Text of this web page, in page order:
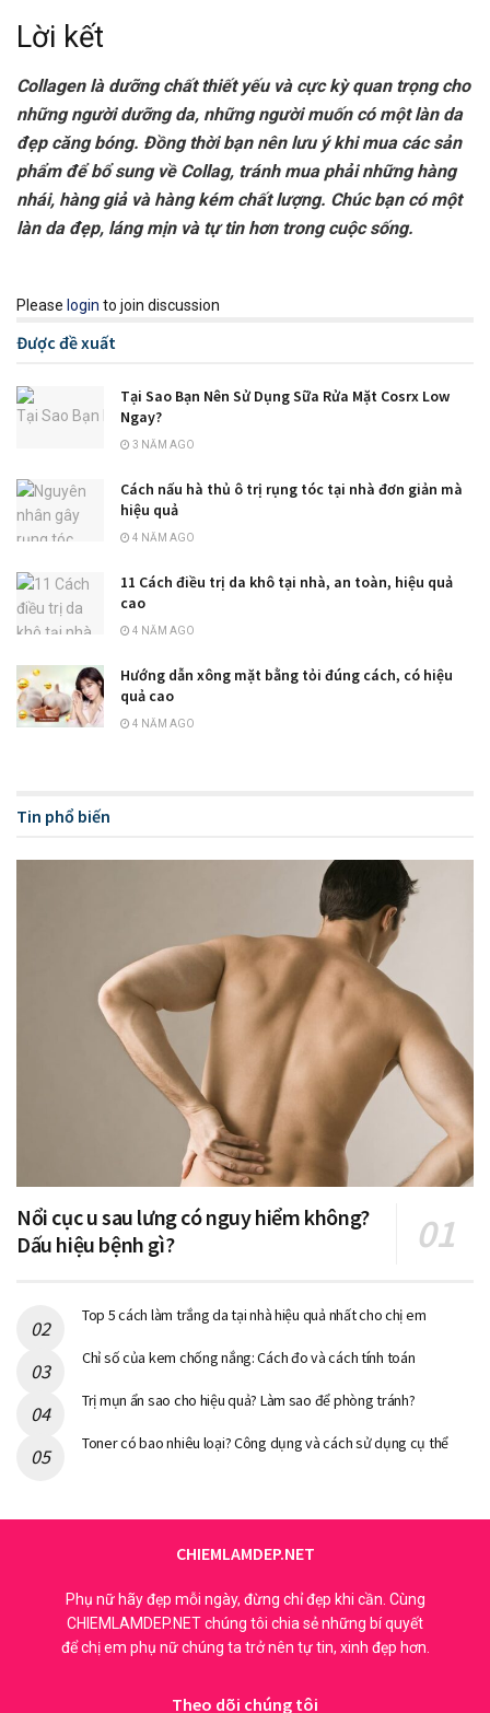
Lời kết
Collagen là dưỡng chất thiết yếu và cực kỳ quan trọng cho
những người dưỡng da, những người muốn có một làn da
đẹp căng bóng. Đồng thời bạn nên lưu ý khi mua các sản
phẩm để bổ sung về Collag, tránh mua phải những hàng
nhái, hàng giả và hàng kém chất lượng. Chúc bạn có một
làn da đẹp, láng mịn và tự tin hơn trong cuộc sống.
Please login to join discussion
Được đề xuất
Tại Sao Bạn Nên Sử Dụng Sữa Rửa Mặt Cosrx Low
Ngay?
3 NĂM AGO
Cách nấu hà thủ ô trị rụng tóc tại nhà đơn giản mà
hiệu quả
4 NĂM AGO
11 Cách điều trị da khô tại nhà, an toàn, hiệu quả
cao
4 NĂM AGO
Hướng dẫn xông mặt bằng tỏi đúng cách, có hiệu
quả cao
4 NĂM AGO
Tin phổ biến
Nổi cục u sau lưng có nguy hiểm không?
Dấu hiệu bệnh gì?
Top 5 cách làm trắng da tại nhà hiệu quả nhất cho chị em
Chỉ số của kem chống nắng: Cách đo và cách tính toán
Trị mụn ẩn sao cho hiệu quả? Làm sao để phòng tránh?
Toner có bao nhiêu loại? Công dụng và cách sử dụng cụ thể
CHIEMLAMDEP.NET
Phụ nữ hãy đẹp mỗi ngày, đừng chỉ đẹp khi cần. Cùng
CHIEMLAMDEP.NET chúng tôi chia sẻ những bí quyết
để chị em phụ nữ chúng ta trở nên tự tin, xinh đẹp hơn.
Theo dõi chúng tôi